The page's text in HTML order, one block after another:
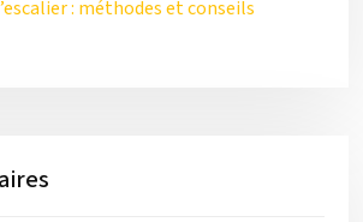
: méthodes et conseils